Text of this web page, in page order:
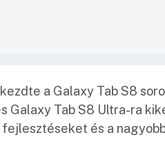
a Galaxy Tab S8
Galaxy Tab S8 Ultra-ra
és a